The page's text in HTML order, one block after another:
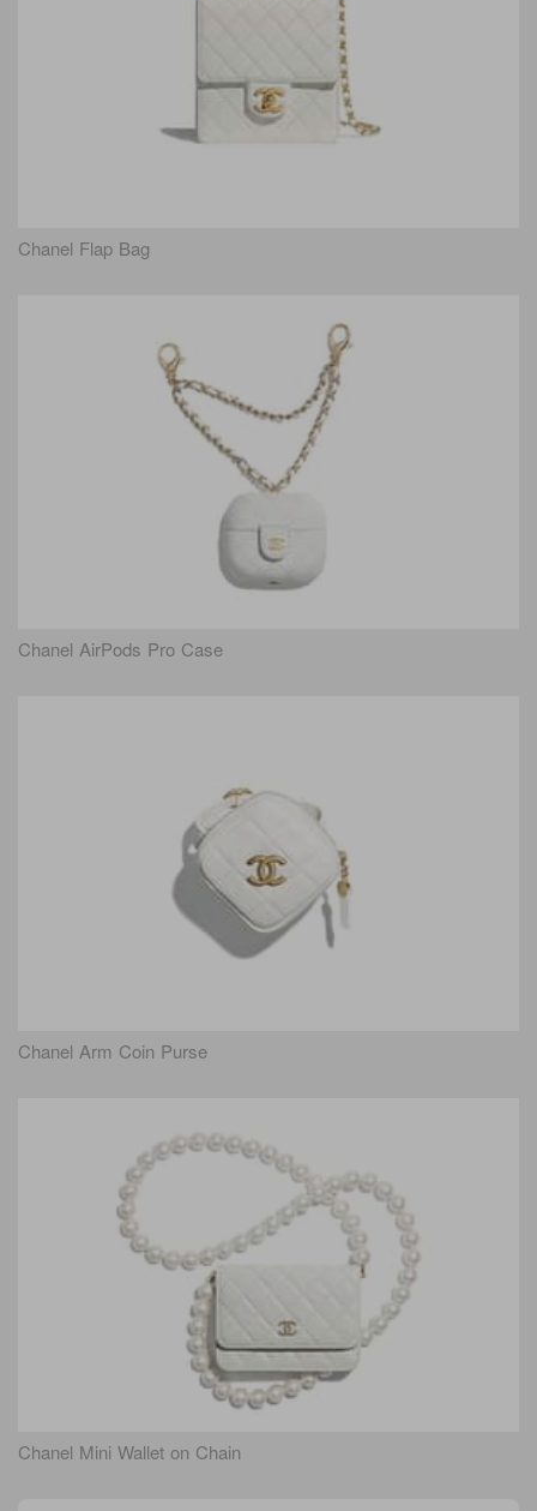
Chanel Flap Bag
Chanel AirPods Pro Case
Chanel Arm Coin Purse
Chanel Mini Wallet on Chain